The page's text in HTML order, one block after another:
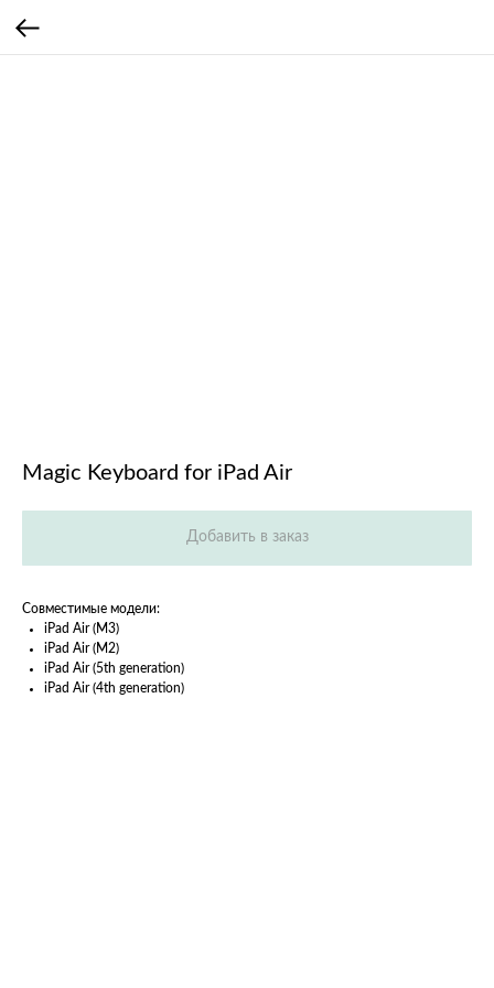
Magic Keyboard for iPad Air
Добавить в заказ
Совместимые модели:
iPad Air (M3)
iPad Air (M2)
iPad Air (5th generation)
iPad Air (4th generation)